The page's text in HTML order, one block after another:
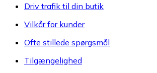
Driv trafik til din butik
Vilkår for kunder
Ofte stillede spørgsmål
Tilgængelighed